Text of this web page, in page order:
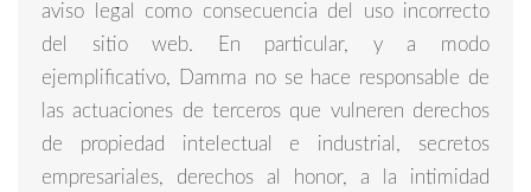
aviso legal como consecuencia del uso incorrecto
del sitio web. En particular, y a modo
ejemplificativo, Damma no se hace responsable de
las actuaciones de terceros que vulneren derechos
de propiedad intelectual e industrial, secretos
empresariales, derechos al honor, a la intimidad